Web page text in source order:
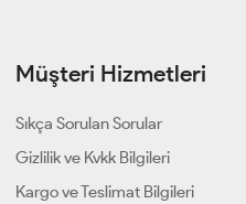
Müşteri Hizmetleri
Sıkça Sorulan Sorular
Gizlilik ve Kvkk Bilgileri
Kargo ve Teslimat Bilgileri